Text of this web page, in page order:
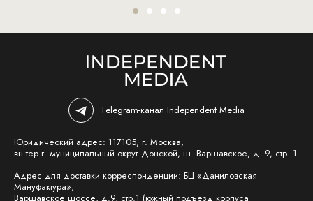
Telegram-канал Independent Media
Юридический адрес: 117105, г. Москва,
вн.тер.г. муниципальный округ Донской, ш. Варшавское, д. 9, стр. 1
Адрес для доставки корреспонденции: БЦ «Даниловская
Мануфактура»,
Варшавское шоссе, д.9, стр.1 (южный подъезд корпуса